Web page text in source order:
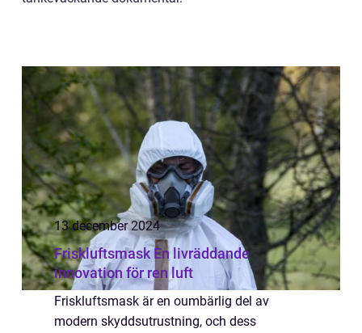
13 december 2024
Friskluftsmask En livräddande
innovation för ren luft
Friskluftsmask är en oumbärlig del av
modern skyddsutrustning, och dess